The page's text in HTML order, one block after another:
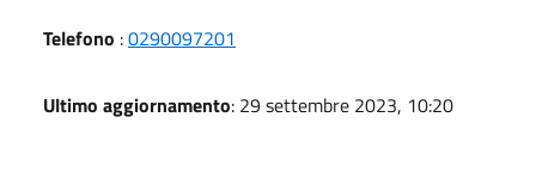
Telefono :0290097201
Ultimo aggiornamento: 29 settembre 2023, 10:20